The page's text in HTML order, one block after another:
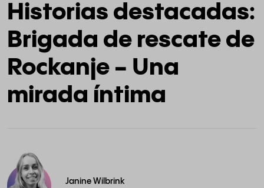
Historias destacadas:
Brigada de rescate de
Rockanje - Una
mirada íntima
Janine Wilbrink